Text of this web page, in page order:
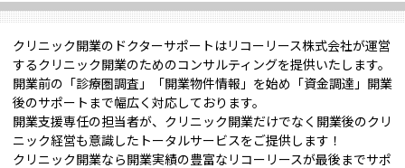
クリニック開業のドクターサポートはリコーリース株式会社が運営
するクリニック開業のためのコンサルティングを提供いたします。
開業前の「診療圏調査」「開業物件情報」を始め「資金調達」開業
後のサポートまで幅広く対応しております。
開業支援専任の担当者が、クリニック開業だけでなく開業後のクリ
ニック経営も意識したトータルサービスをご提供します！
クリニック開業なら開業実績の豊富なリコーリースが最後までサポ